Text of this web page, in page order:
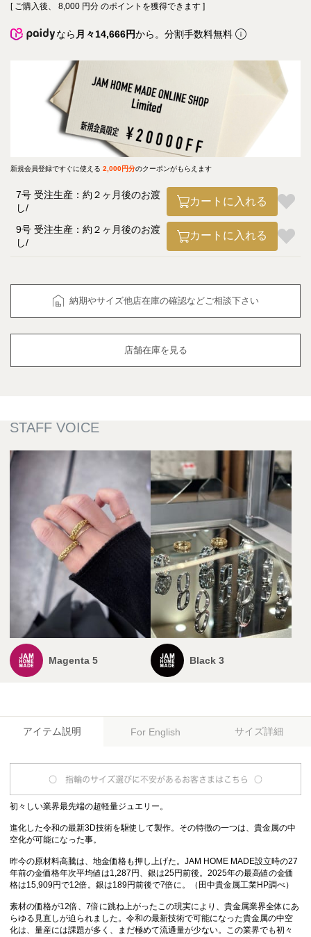
[ ご購入後、 8,000 円分 のポイントを獲得できます ]
なら 月々14,666円から。分割手数料無料
新規会員登録ですぐに使える 2,000円分のクーポンがもらえます
7号 受注生産：約２ヶ月後のお渡
し
カートに入れる
9号 受注生産：約２ヶ月後のお渡
し
カートに入れる
納期やサイズ他店在庫の確認などご相談下さい
店舗在庫を見る
Magenta 5 Black 3
アイテム説明 For English サイズ詳細
初々しい業界最先端の超軽量ジュエリー。
進化した令和の最新3D技術を駆使して製作。その特徴の一つは、貴金属の中
空化が可能になった事。
昨今の原材料高騰は、地金価格も押し上げた。JAM HOME MADE設立時の27
年前の金価格年次平均値は1,287円、銀は25円前後。2025年の最高値の金価
格は15,909円で12倍。銀は189円前後で7倍に。（田中貴金属工業HP調べ）
素材の価格が12倍、7倍に跳ね上がったこの現実により、貴金属業界全体にあ
らゆる見直しが迫られました。令和の最新技術で可能になった貴金属の中空
化は、量産には課題が多く、まだ極めて流通量が少ない。この業界でも初々